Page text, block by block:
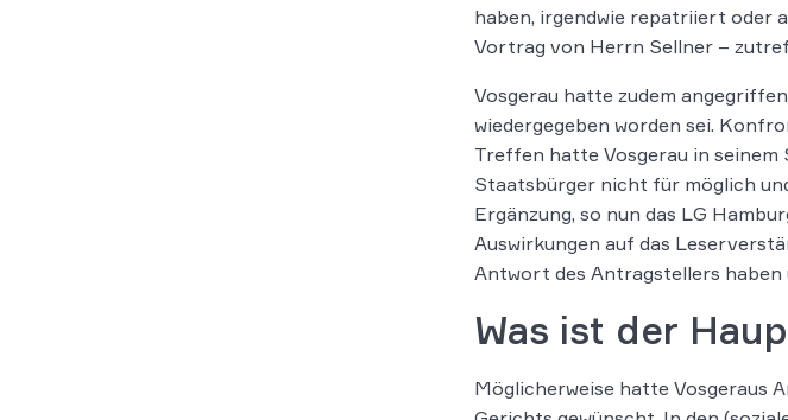
haben, irgendwie repatriiert oder
Vortrag von Herrn Sellner –
Vosgerau hatte zudem
wiedergegeben worden sei.
Treffen hatte Vosgerau in seinem
Staatsbürger nicht für möglich
Ergänzung, so nun das LG
Auswirkungen auf das
Antwort des Antragstellers haben
Was ist der
Möglicherweise hatte Vosgeraus